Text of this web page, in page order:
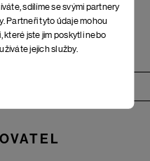
sdílíme se svými partnery
Partneři tyto údaje mohou
které jste jim poskytli nebo
jejich služby.